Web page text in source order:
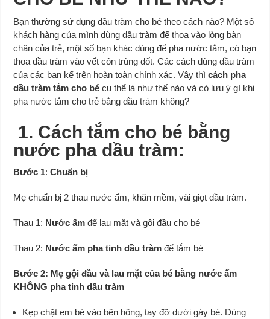
Bạn thường sử dụng dầu tràm cho bé theo cách nào? Một số
khách hàng của mình dùng dầu tràm để thoa vào lòng bàn
chân của trẻ, một số bạn khác dùng để pha nước tắm, có bạn
thoa dầu tràm vào vết côn trùng đốt. Các cách dùng dầu tràm
của các bạn kể trên hoàn toàn chính xác. Vậy thìcách pha
dầu tràm tắm cho bé cụ thể là như thế nào và có lưu ý gì khi
pha nước tắm cho trẻ bằng dầu tràm không?
1. Cách tắm cho bé bằng
nước pha dầu tràm:
Bước 1:Chuẩn bị
Mẹ chuẩn bị 2 thau nước ấm, khăn mềm, vài giọt dầu tràm.
Thau 1: Nước ấm để lau mặt và gội đầu cho bé
Thau 2: Nước ấm pha tinh dầu tràm để tắm bé
Bước 2: Mẹ gội đầu và lau mặt của bé bằng nước ấm
KHÔNG pha tinh dầu tràm
Kẹp chặt em bé vào bên hông, tay đỡ dưới gáy bé. Dùng